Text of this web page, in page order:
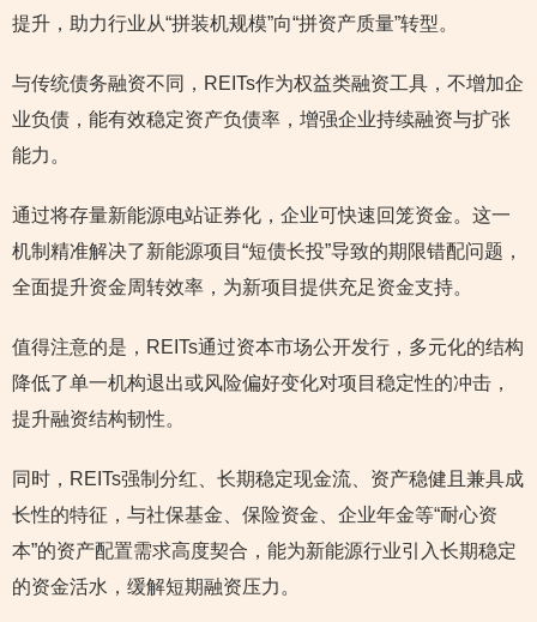
提升，助力行业从“拼装机规模”向“拼资产质量”转型。
与传统债务融资不同，REITs作为权益类融资工具，不增加企
业负债，能有效稳定资产负债率，增强企业持续融资与扩张
能力。
通过将存量新能源电站证券化，企业可快速回笼资金。这一
机制精准解决了新能源项目“短债长投”导致的期限错配问题，
全面提升资金周转效率，为新项目提供充足资金支持。
值得注意的是，REITs通过资本市场公开发行，多元化的结构
降低了单一机构退出或风险偏好变化对项目稳定性的冲击，
提升融资结构韧性。
同时，REITs强制分红、长期稳定现金流、资产稳健且兼具成
长性的特征，与社保基金、保险资金、企业年金等“耐心资
本”的资产配置需求高度契合，能为新能源行业引入长期稳定
的资金活水，缓解短期融资压力。